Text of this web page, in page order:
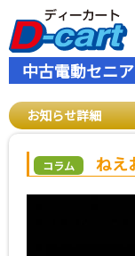
中古電動セニ
お知らせ詳細
コラム ねえ